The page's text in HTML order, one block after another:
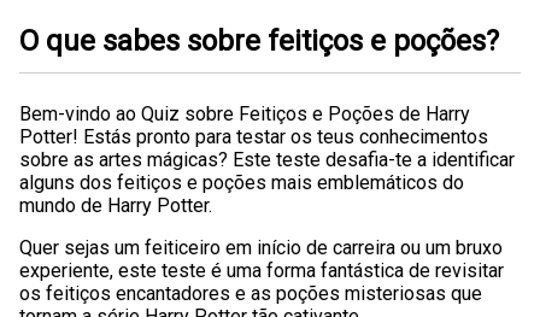
O que sabes sobre feitiços e poções?
Bem-vindo ao Quiz sobre Feitiços e Poções de Harry
Potter! Estás pronto para testar os teus conhecimentos
sobre as artes mágicas? Este teste desafia-te a identificar
alguns dos feitiços e poções mais emblemáticos do
mundo de Harry Potter.
Quer sejas um feiticeiro em início de carreira ou um bruxo
experiente, este teste é uma forma fantástica de revisitar
os feitiços encantadores e as poções misteriosas que